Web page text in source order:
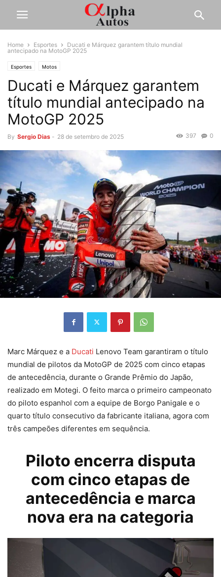
Home Esportes
Ducati e Márquez garantem título mundial
antecipado na MotoGP 2025
Esportes Motos
Ducati e Márquez garantem
título mundial antecipado na
MotoGP 2025
By Sergio Dias - 28 de setembro de 2025 0
397
Marc Márquez e a Ducati Lenovo Team garantiram o título
mundial de pilotos da MotoGP de 2025 com cinco etapas
de antecedência, durante o Grande Prêmio do Japão,
realizado em Motegi. O feito marca o primeiro campeonato
do piloto espanhol com a equipe de Borgo Panigale e o
quarto título consecutivo da fabricante italiana, agora com
três campeões diferentes em sequência.
Piloto encerra disputa
com cinco etapas de
antecedência e marca
nova era na categoria